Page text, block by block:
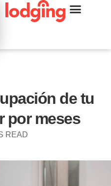
de tu
por meses
READ